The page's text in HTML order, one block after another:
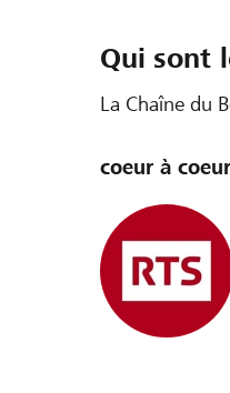
Qui sont
La Chaîne du
coeur à coeur